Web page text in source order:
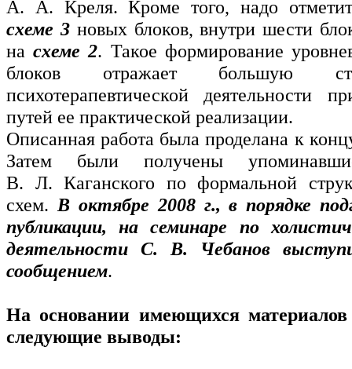
А. А. Креля. Кроме того, надо
схеме 3новых блоков, внутри шести
насхеме 2. Такое формирование
блоков отражает большую
психотерапевтической деятельности
путей ее практической реализации.
Описанная работа была проделана к
Затем были получены
В. Л. Каганского по формальной
схем. В октябре 2008 г., в порядке
публикации, на семинаре по
деятельности С. В. Чебанов
сообщением.
На основании имеющихся
следующие выводы: